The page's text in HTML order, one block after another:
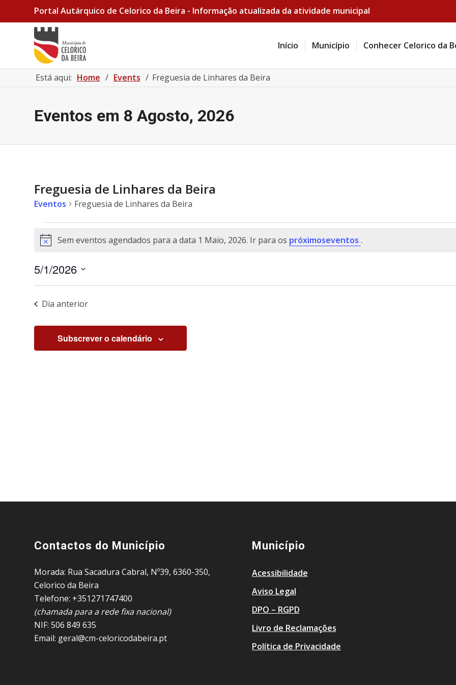
Portal Autárquico de Celorico da Beira - Informação atualizada da atividade municipal
Início Município Conhecer Celorico da
Está aqui: Home / Events / Freguesia de Linhares da Beira
Eventos em 8 Agosto, 2026
Freguesia de Linhares da Beira
Eventos Freguesia de Linhares da Beira
AvisoSem eventos agendados para a data 1 Maio, 2026. Ir para os próximoseventos .
5/1/2026
Selecione
data.
Dia anterior
Subscrever o calendário
Contactos do Município
Morada: Rua Sacadura Cabral, Nº39, 6360-350,
Celorico da Beira
Telefone: +351271747400
(chamada para a rede fixa nacional)
NIF: 506 849 635
Email: geral@cm-celoricodabeira.pt
Município
Acessibilidade
Aviso Legal
DPO – RGPD
Livro de Reclamações
Política de Privacidade